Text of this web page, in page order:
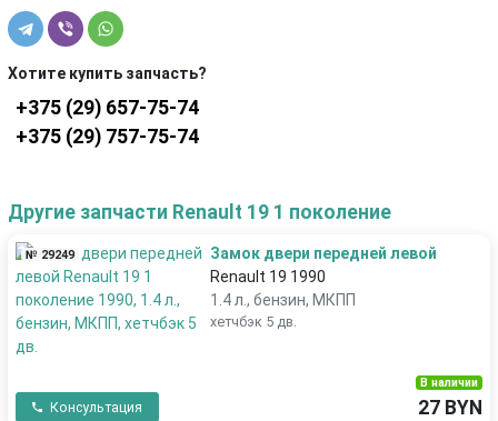
Хотите купить запчасть?
+375 (29) 657-75-74
+375 (29) 757-75-74
Другие запчасти Renault 19 1 поколение
№ 29249
Замок двери передней левой
Renault 19 1990
1.4 л., бензин, МКПП
хетчбэк 5 дв.
Консультация
В наличии
27 BYN